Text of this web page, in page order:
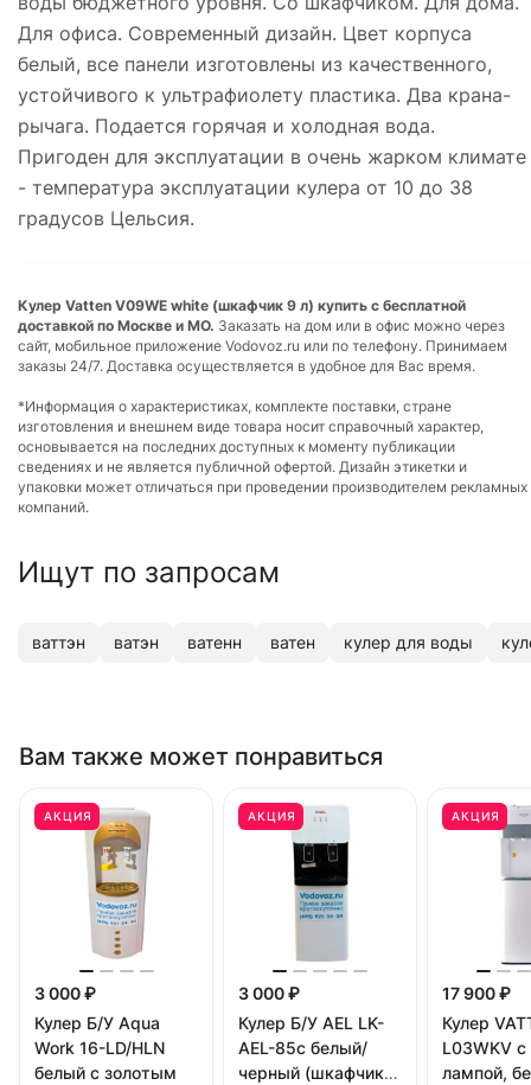
Для офиса. Современный дизайн. Цвет корпуса
белый, все панели изготовлены из качественного,
устойчивого к ультрафиолету пластика. Два крана-
рычага. Подается горячая и холодная вода.
Пригоден для эксплуатации в очень жарком климате
- температура эксплуатации кулера от 10 до 38
градусов Цельсия.
Кулер Vatten V09WE white (шкафчик 9 л) купить с бесплатной
доставкой по Москве и МО. Заказать на дом или в офис можно через
сайт, мобильное приложение Vodovoz.ru или по телефону. Принимаем
заказы 24/7. Доставка осуществляется в удобное для Вас время.
*Информация о характеристиках, комплекте поставки, стране
изготовления и внешнем виде товара носит справочный характер,
основывается на последних доступных к моменту публикации
сведениях и не является публичной офертой. Дизайн этикетки и
упаковки может отличаться при проведении производителем рекламных
компаний.
Ищут по запросам
ваттэн ватэн ватенн ватен кулер для воды
Вам также может понравиться
АКЦИЯ
3 000 ₽
Кулер Б/У Aqua
Work 16-LD/HLN
белый с золотым
АКЦИЯ
3 000 ₽
Кулер Б/У AEL LK-
AEL-85c белый/
черный (шкафчик 7
АКЦИЯ
17 900 ₽
Кулер
L03WKV
лампой,